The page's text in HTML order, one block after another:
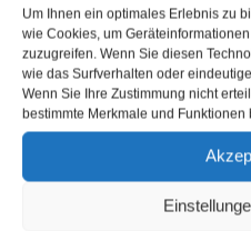
Um Ihnen ein optimales Erlebnis zu
wie Cookies, um
zuzugreifen. Wenn Sie diesen
wie das Surfverhalten oder
Wenn Sie Ihre Zustimmung nicht
bestimmte Merkmale und
P280 Schutzhandschuhe /
/Gesichtsschutz tragen.
P301 + P310 BEI
GIFTINFORMATIONS–
P304 + P340 BEI
P312 Bei Unwohlsein